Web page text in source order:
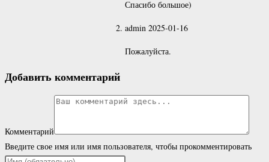
Спасибо большое)
admin 2025-01-16
Пожалуйста.
Добавить комментарий
Комментарий
Введите свое имя или имя пользователя, чтобы прокомментировать